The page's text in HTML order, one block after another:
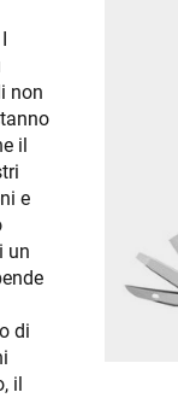
non
il
e
un
di
il